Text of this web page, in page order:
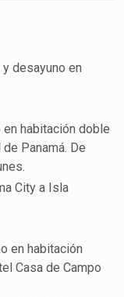
desayuno en
habitación doble
Panamá. De
City a Isla
en habitación
Casa de Campo